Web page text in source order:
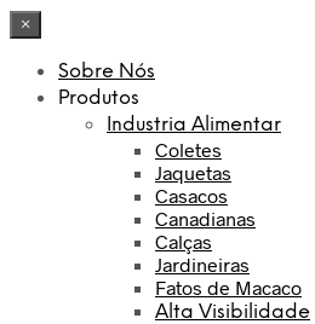
×
Sobre Nós
Produtos
Industria Alimentar
Coletes
Jaquetas
Casacos
Canadianas
Calças
Jardineiras
Fatos de Macaco
Alta Visibilidade